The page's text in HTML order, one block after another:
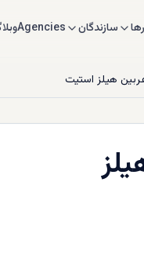
سازندگان Agencies
هیلز استیت